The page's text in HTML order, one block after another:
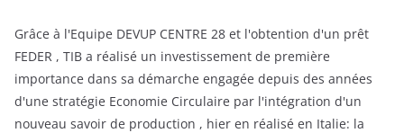
Grâce à l'Equipe DEVUP CENTRE 28 et l'obtention d'un prêt
FEDER , TIB a réalisé un investissement de première
importance dans sa démarche engagée depuis des années
d'une stratégie Economie Circulaire par l'intégration d'un
nouveau savoir de production , hier en réalisé en Italie: la